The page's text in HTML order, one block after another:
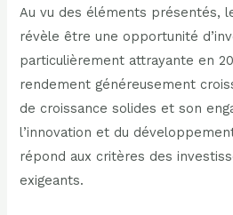
Au vu des éléments présentés,
révèle être une opportunité
particulièrement attrayante en
rendement généreusement
de croissance solides et son
l’innovation et du
répond aux critères des
exigeants.